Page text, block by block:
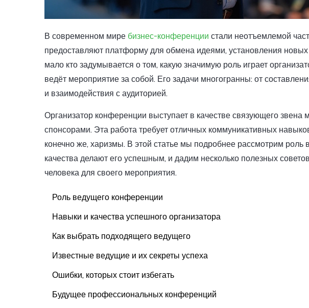
В современном мире бизнес-конференции стали неотъемлемой
предоставляют платформу для обмена идеями, установления
мало кто задумывается о том, какую значимую роль играет
ведёт мероприятие за собой. Его задачи многогранны: от
и взаимодействия с аудиторией.
Организатор конференции выступает в качестве связующего
спонсорами. Эта работа требует отличных коммуникативных
конечно же, харизмы. В этой статье мы подробнее рассмотрим
качества делают его успешным, и дадим несколько полезных
человека для своего мероприятия.
Роль ведущего конференции
Навыки и качества успешного организатора
Как выбрать подходящего ведущего
Известные ведущие и их секреты успеха
Ошибки, которых стоит избегать
Будущее профессиональных конференций